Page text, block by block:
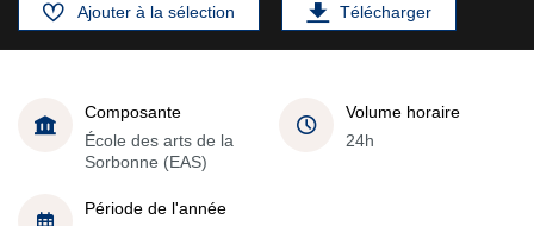
Ajouter à la sélection Télécharger
Composante
École des arts de la
Sorbonne (EAS)
Volume horaire
24h
Période de l'année